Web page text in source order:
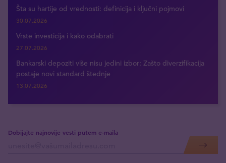
Šta su hartije od vrednosti: definicija i ključni pojmovi
30.07.2026
Vrste investicija i kako odabrati
27.07.2026
Bankarski depoziti više nisu jedini izbor: Zašto diverzifikacija
postaje novi standard štednje
13.07.2026
Dobijajte najnovije vesti putem e-maila